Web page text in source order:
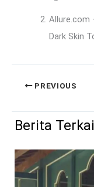
Allure.com
Dark Skin
PREVIOUS
Berita